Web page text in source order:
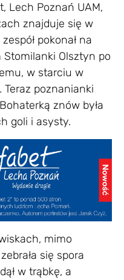
Lech Poznań UAM,
znajduje się w
pokonał na
Stomilanki Olsztyn po
w starciu w
Teraz poznanianki
znów była
goli i asysty.
mimo
się spora
w trąbkę, a